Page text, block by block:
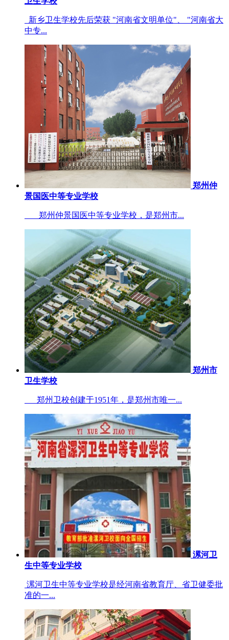
新乡卫生学校先后荣获 "河南省文明单位"、 "河南省大
中专...
郑州仲
景国医中等专业学校
郑州仲景国医中等专业学校，是郑州市...
郑州市
卫生学校
郑州卫校创建于1951年，是郑州市唯一...
漯河卫
生中等专业学校
漯河卫生中等专业学校是经河南省教育厅、省卫健委批
准的一...